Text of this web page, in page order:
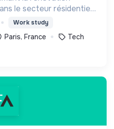
le secteur résidentiel,
Work study
Paris, France Tech